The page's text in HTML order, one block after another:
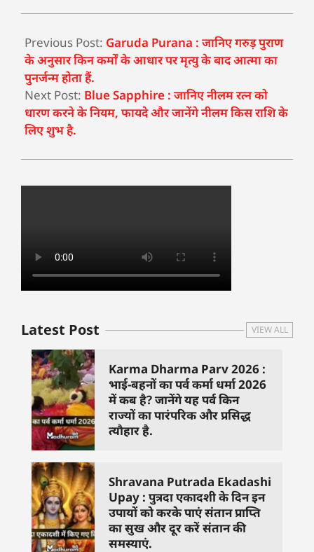
Previous Post: Garuda Purana : जानिए गरुड़ पुराण
के अनुसार किन कर्मों के आधार पर मृत्यु के बाद आत्मा का
पुनर्जन्म होता हैं.
Next Post: Blue Sapphire : जानिए नीलम रत्न को
धारण करने के नियम, फायदे और जानेंगे नीलम किस राशि के
लिए शुभ है.
Latest Post VIEW ALL
Karma Dharma Parv 2026 :
भाई-बहनों का पर्व कर्मा धर्मा 2026
में कब है? जानेंगे यह पर्व किन
राज्यों का पारंपरिक और प्रसिद्ध
त्यौहार है.
Shravana Putrada Ekadashi
Upay : पुत्रदा एकादशी के दिन इन
उपायों को करके पाएं संतान प्राप्ति
का सुख और दूर करें संतान की
समस्याएं.